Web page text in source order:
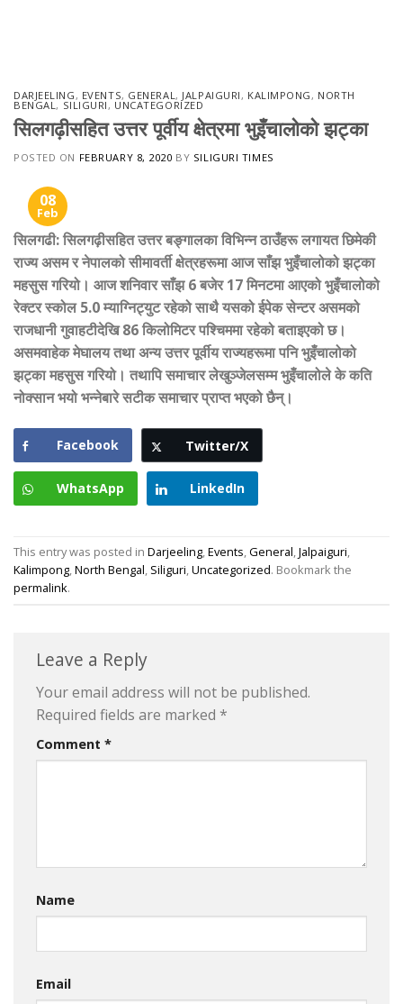
DARJEELING, EVENTS, GENERAL, JALPAIGURI, KALIMPONG, NORTH
BENGAL, SILIGURI, UNCATEGORIZED
सिलगढ़ीसहित उत्तर पूर्वीय क्षेत्रमा भुइँचालोको झट्का
POSTED ON FEBRUARY 8, 2020 BY SILIGURI TIMES
08
Feb
सिलगढी:सिलगढ़ीसहित उत्तर बङ्गालका विभिन्न ठाउँहरू लगायत छिमेकी
राज्य असम र नेपालको सीमावर्ती क्षेत्रहरूमा आज साँझ भुइँचालोको झट्का
महसुस गरियो। आज शनिवार साँझ 6 बजेर 17 मिनटमा आएको भुइँचालोको
रेक्टर स्कोल 5.0 म्याग्निट्युट रहेको साथै यसको ईपेक सेन्टर असमको
राजधानी गुवाहटीदेखि 86 किलोमिटर पश्चिममा रहेको बताइएको छ।
असमवाहेक मेघालय तथा अन्य उत्तर पूर्वीय राज्यहरूमा पनि भुइँचालोको
झट्का महसुस गरियो। तथापि समाचार लेखुञ्जेलसम्म भुइँचालोले के कति
नोक्सान भयो भन्नेबारे सटीक समाचार प्राप्त भएको छैन्।
Facebook Twitter/X
WhatsApp LinkedIn
This entry was posted in Darjeeling,Events,General,Jalpaiguri,
Kalimpong,North Bengal, Siliguri,Uncategorized. Bookmark the
permalink.
Leave a Reply
Your email address will not be published.
Required fields are marked *
Comment *
Name
Email